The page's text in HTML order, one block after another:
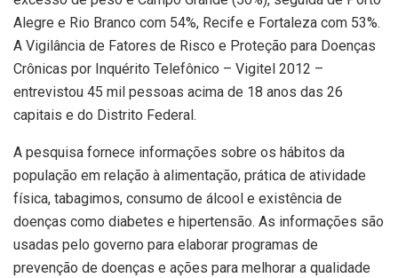
Alegre e Rio Branco com 54%, Recife e Fortaleza com 53%.
A Vigilância de Fatores de Risco e Proteção para Doenças
Crônicas por Inquérito Telefônico – Vigitel 2012 –
entrevistou 45 mil pessoas acima de 18 anos das 26
capitais e do Distrito Federal.
A pesquisa fornece informações sobre os hábitos da
população em relação à alimentação, prática de atividade
física, tabagimos, consumo de álcool e existência de
doenças como diabetes e hipertensão. As informações são
usadas pelo governo para elaborar programas de
prevenção de doenças e ações para melhorar a qualidade